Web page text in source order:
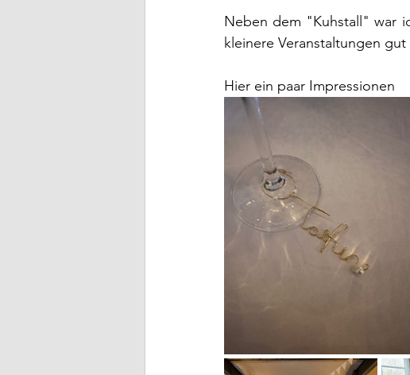
Neben dem "Kuhstall" war
kleinere Veranstaltungen
Hier ein paar Impressionen